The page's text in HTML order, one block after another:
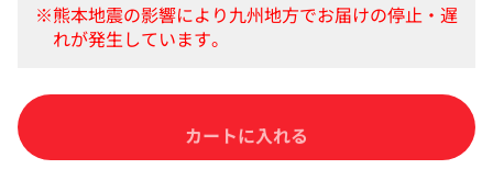
カートに入れる